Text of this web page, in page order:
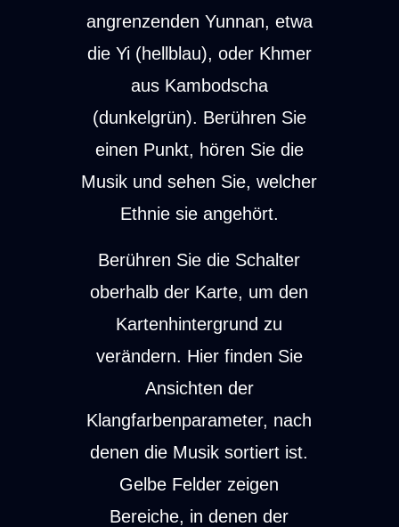
angrenzenden Yunnan, etwa
die Yi (hellblau), oder Khmer
aus Kambodscha
(dunkelgrün). Berühren Sie
einen Punkt, hören Sie die
Musik und sehen Sie, welcher
Ethnie sie angehört.
Berühren Sie die Schalter
oberhalb der Karte, um den
Kartenhintergrund zu
verändern. Hier finden Sie
Ansichten der
Klangfarbenparameter, nach
denen die Musik sortiert ist.
Gelbe Felder zeigen
Bereiche, in denen der